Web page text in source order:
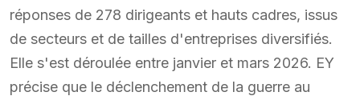
réponses de 278 dirigeants et hauts cadres, issus
de secteurs et de tailles d'entreprises diversifiés.
Elle s'est déroulée entre janvier et mars 2026. EY
précise que le déclenchement de la guerre au